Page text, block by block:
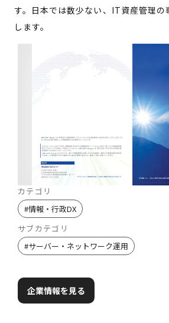
す。日本では数少ない、IT資産管理の
します。
カテゴリ
#情報・行政DX
サブカテゴリ
#サーバー・ネットワーク運用
企業情報を見る